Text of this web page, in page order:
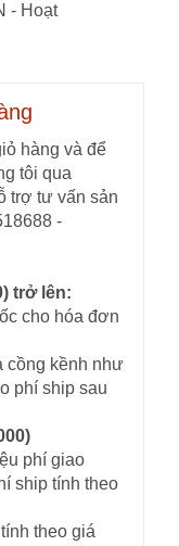
- Hoạt
hàng và để
tôi qua
trợ tư vấn sản
-
trở lên:
cho hóa đơn
cồng kềnh như
phí ship sau
phí giao
ship tính theo
theo giá